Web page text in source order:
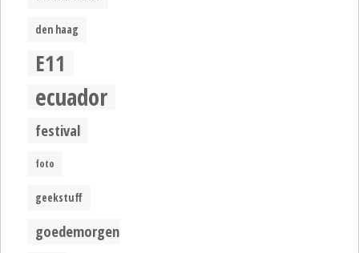
den haag
E11
ecuador
festival
foto
geekstuff
goedemorgen